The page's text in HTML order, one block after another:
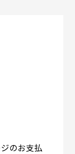
のお支払